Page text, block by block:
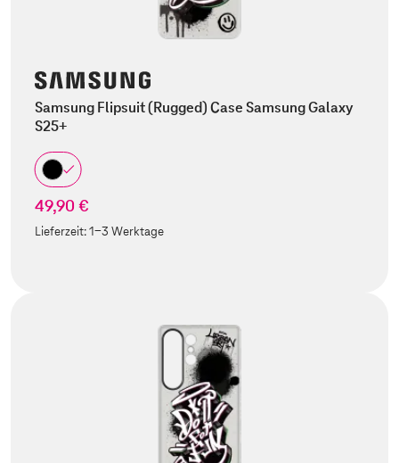
Samsung Flipsuit (Rugged) Case Samsung Galaxy
S25+
49,90 €
Lieferzeit:1-3 Werktage